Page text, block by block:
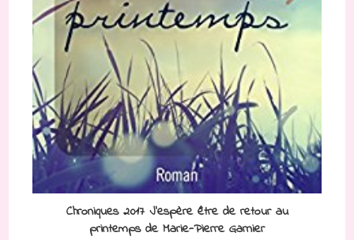
Chroniques 2017 J’espère être de retour au
printemps de Marie-Pierre Garnier